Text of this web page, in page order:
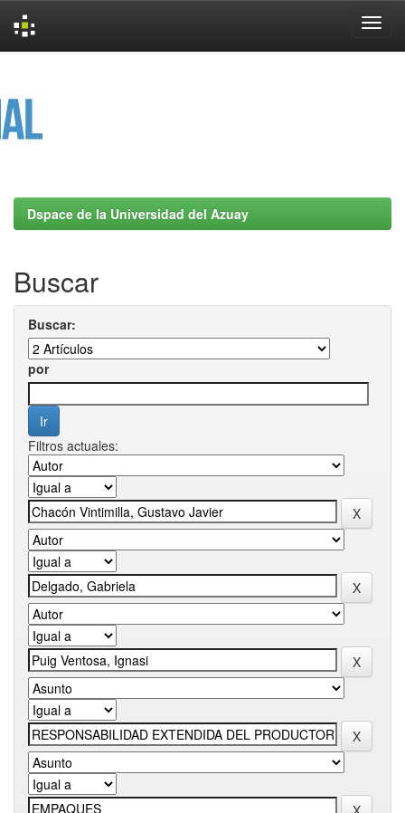
Dspace de la Universidad del Azuay
Buscar
Buscar:
por
Filtros actuales: